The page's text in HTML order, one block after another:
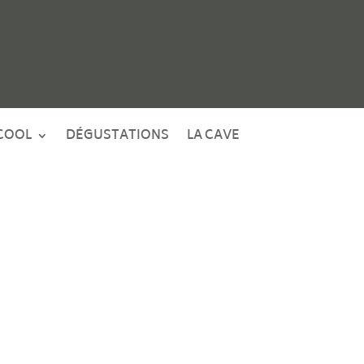
DÉGUSTATIONS
LA CAVE